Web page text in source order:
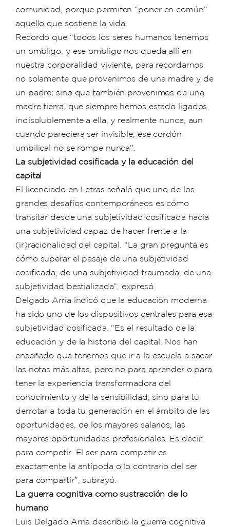
comunidad, porque permiten “poner en común”
aquello que sostiene la vida.
Recordó que “todos los seres humanos tenemos
un ombligo, y ese ombligo nos queda allí en
nuestra corporalidad viviente, para recordarnos
no solamente que provenimos de una madre y de
un padre; sino que también provenimos de una
madre tierra, que siempre hemos estado ligados
indisolublemente a ella, y realmente nunca, aun
cuando pareciera ser invisible, ese cordón
umbilical no se rompe nunca”.
La subjetividad cosificada y la educación del
capital
El licenciado en Letras señaló que uno de los
grandes desafíos contemporáneos es cómo
transitar desde una subjetividad cosificada hacia
una subjetividad capaz de hacer frente a la
(ir)racionalidad del capital. “La gran pregunta es
cómo superar el pasaje de una subjetividad
cosificada, de una subjetividad traumada, de una
subjetividad bestializada”, expresó.
Delgado Arria indicó que la educación moderna
ha sido uno de los dispositivos centrales para esa
subjetividad cosificada. “Es el resultado de la
educación y de la historia del capital. Nos han
enseñado que tenemos que ir a la escuela a sacar
las notas más altas, pero no para aprender o para
tener la experiencia transformadora del
conocimiento y de la sensibilidad; sino para tú
derrotar a toda tu generación en el ámbito de las
oportunidades, de los mayores salarios, las
mayores oportunidades profesionales. Es decir:
para competir. El ser para competir es
exactamente la antípoda o lo contrario del ser
para compartir”, subrayó.
La guerra cognitiva como sustracción de lo
humano
Luis Delgado Arria describió la guerra cognitiva